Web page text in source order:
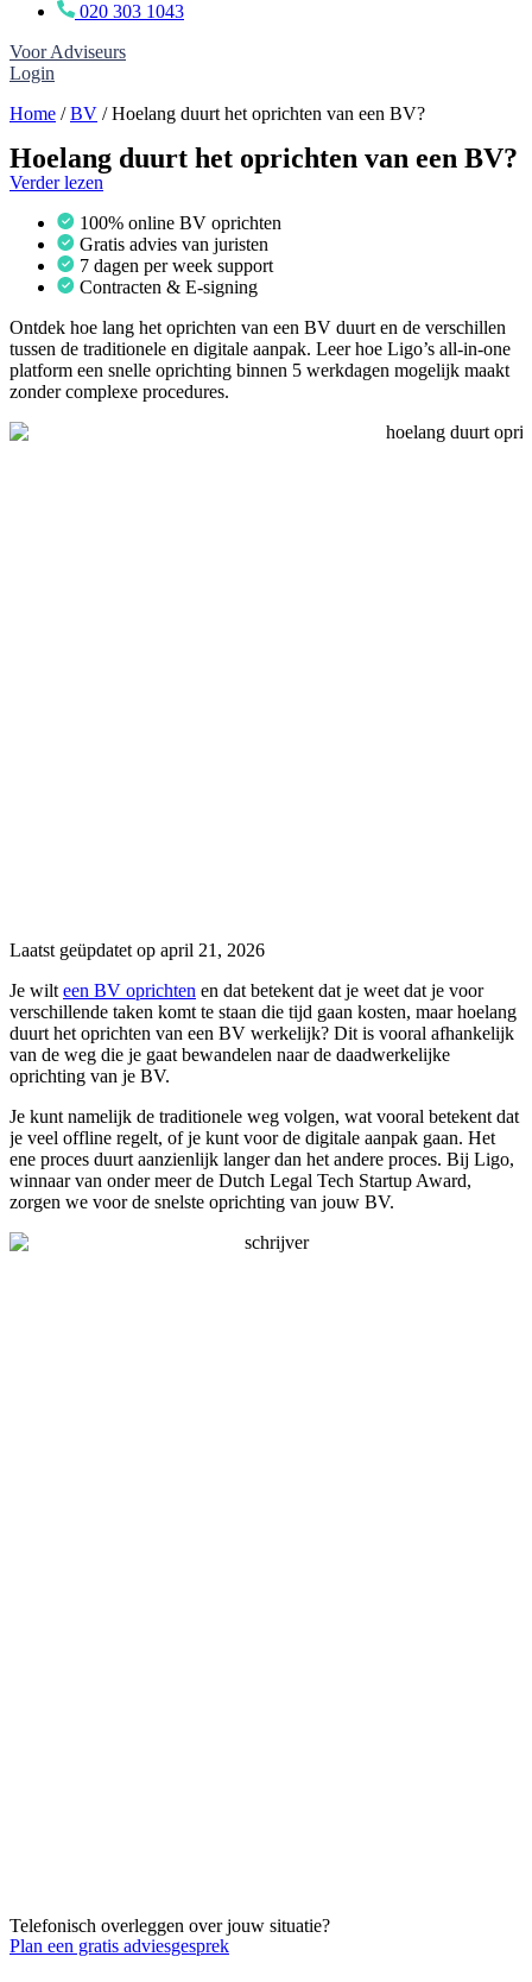
020 303 1043
Voor Adviseurs
Login
Home /BV /Hoelang duurt het oprichten van een BV?
Hoelang duurt het oprichten van een BV?
Verder lezen
100% online BV oprichten
Gratis advies van juristen
7 dagen per week support
Contracten & E-signing
Ontdek hoe lang het oprichten van een BV duurt en de verschillen
tussen de traditionele en digitale aanpak. Leer hoe Ligo’s all-in-one
platform een snelle oprichting binnen 5 werkdagen mogelijk maakt
zonder complexe procedures.
Laatst geüpdatet op april 21, 2026
Je wilt een BV oprichten en dat betekent dat je weet dat je voor
verschillende taken komt te staan die tijd gaan kosten, maar hoelang
duurt het oprichten van een BV werkelijk? Dit is vooral afhankelijk
van de weg die je gaat bewandelen naar de daadwerkelijke
oprichting van je BV.
Je kunt namelijk de traditionele weg volgen, wat vooral betekent dat
je veel offline regelt, of je kunt voor de digitale aanpak gaan. Het
ene proces duurt aanzienlijk langer dan het andere proces. Bij Ligo,
winnaar van onder meer de Dutch Legal Tech Startup Award,
zorgen we voor de snelste oprichting van jouw BV.
Telefonisch overleggen over jouw situatie?
Plan een gratis adviesgesprek